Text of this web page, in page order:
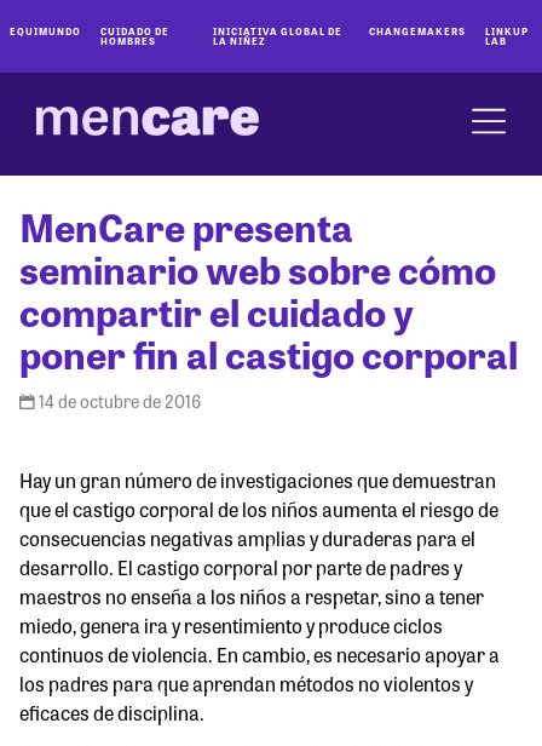
EQUIMUNDO CUIDADO DE
HOMBRES
INICIATIVA GLOBAL DE
LA NIÑEZ
CHANGEMAKERS LINKUP
LAB
MenCare presenta
seminario web sobre cómo
compartir el cuidado y
poner fin al castigo corporal
14 de octubre de 2016
Hay un gran número de investigaciones que demuestran
que el castigo corporal de los niños aumenta el riesgo de
consecuencias negativas amplias y duraderas para el
desarrollo. El castigo corporal por parte de padres y
maestros no enseña a los niños a respetar, sino a tener
miedo, genera ira y resentimiento y produce ciclos
continuos de violencia. En cambio, es necesario apoyar a
los padres para que aprendan métodos no violentos y
eficaces de disciplina.